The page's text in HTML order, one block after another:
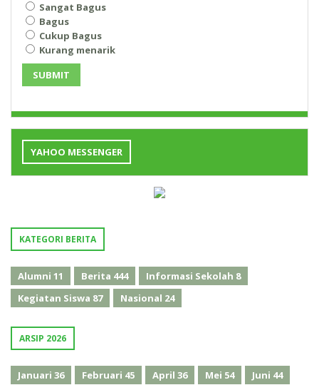
Sangat Bagus
Bagus
Cukup Bagus
Kurang menarik
SUBMIT
YAHOO MESSENGER
KATEGORI BERITA
Alumni 11 Berita 444 Informasi Sekolah 8
Kegiatan Siswa 87 Nasional 24
ARSIP 2026
Januari 36 Februari 45 April 36 Mei 54 Juni 44